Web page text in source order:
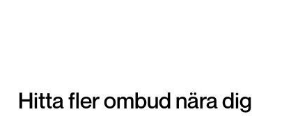
Hitta fler ombud nära dig